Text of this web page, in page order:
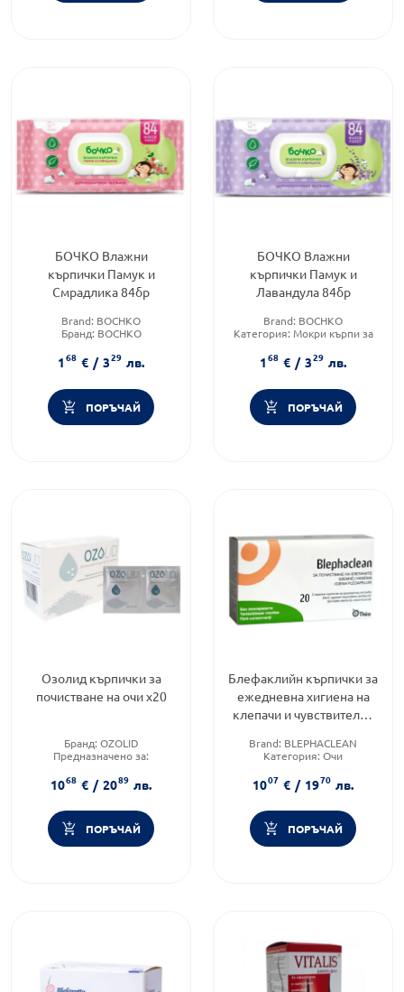
БОЧКО Влажни
кърпички Памук и
Смрадлика 84бр
Brand: BOCHKO
Бранд: BOCHKO
бебета
168 € / 329 лв.
ПОРЪЧАЙ
БОЧКО Влажни
кърпички Памук и
Лавандула 84бр
Brand: BOCHKO
Категория: Мокри кърпи за
Форма на продукта:мокри
кърпички
168 € / 329 лв.
ПОРЪЧАЙ
Озолид кърпички за
почистване на очи х20
Бранд: OZOLID
Предназначено за:
Приложение:очно
1068 € / 2089 лв.
ПОРЪЧАЙ
Блефаклийн кърпички за
ежедневна хигиена на
клепачи и чувствителна
Brand: BLEPHACLEAN
Категория: Очи
очи
1007 € / 1970 лв.
ПОРЪЧАЙ